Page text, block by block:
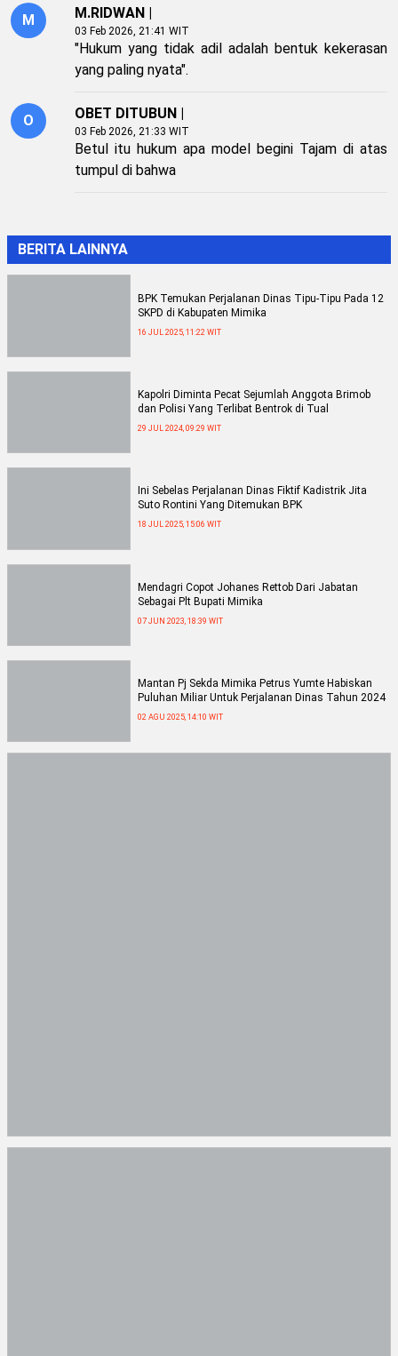
M M.RIDWAN |
03 Feb 2026, 21:41 WIT
"Hukum yang tidak adil adalah bentuk kekerasan
yang paling nyata".
O OBET DITUBUN |
03 Feb 2026, 21:33 WIT
Betul itu hukum apa model begini Tajam di atas
tumpul di bahwa
BERITA LAINNYA
BPK Temukan Perjalanan Dinas Tipu-Tipu Pada 12
SKPD di Kabupaten Mimika
16 JUL 2025, 11:22 WIT
Kapolri Diminta Pecat Sejumlah Anggota Brimob
dan Polisi Yang Terlibat Bentrok di Tual
29 JUL 2024, 09:29 WIT
Ini Sebelas Perjalanan Dinas Fiktif Kadistrik Jita
Suto Rontini Yang Ditemukan BPK
18 JUL 2025, 15:06 WIT
Mendagri Copot Johanes Rettob Dari Jabatan
Sebagai Plt Bupati Mimika
07 JUN 2023, 18:39 WIT
Mantan Pj Sekda Mimika Petrus Yumte Habiskan
Puluhan Miliar Untuk Perjalanan Dinas Tahun 2024
02 AGU 2025, 14:10 WIT